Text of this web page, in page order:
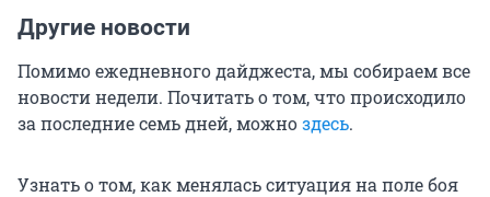
Другие новости
Помимо ежедневного дайджеста, мы собираем все
новости недели. Почитать о том, что происходило
за последние семь дней, можноздесь.
Узнать о том, как менялась ситуация на поле боя